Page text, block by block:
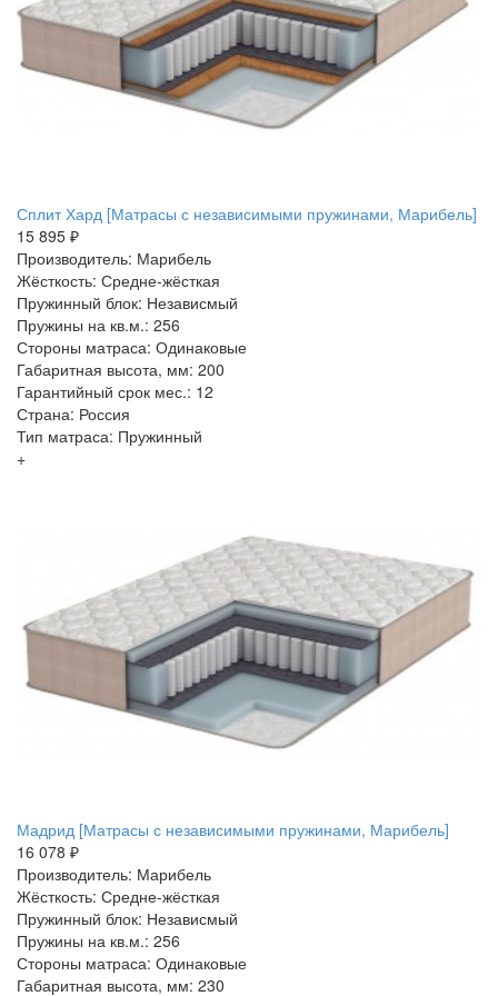
Сплит Хард [Матрасы с независимыми пружинами, Марибель]
15 895 ₽
Производитель: Марибель
Жёсткость: Средне-жёсткая
Пружинный блок: Независмый
Пружины на кв.м.: 256
Стороны матраса: Одинаковые
Габаритная высота, мм: 200
Гарантийный срок мес.: 12
Страна: Россия
Тип матраса: Пружинный
+
Мадрид [Матрасы с независимыми пружинами, Марибель]
16 078 ₽
Производитель: Марибель
Жёсткость: Средне-жёсткая
Пружинный блок: Независмый
Пружины на кв.м.: 256
Стороны матраса: Одинаковые
Габаритная высота, мм: 230